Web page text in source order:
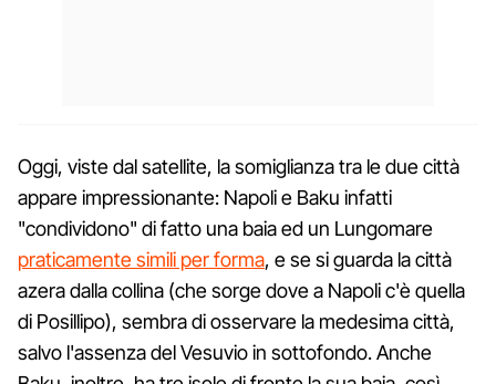
Oggi, viste dal satellite, la somiglianza tra le due città
appare impressionante: Napoli e Baku infatti
"condividono" di fatto una baia ed un Lungomare
praticamente simili per forma, e se si guarda la città
azera dalla collina (che sorge dove a Napoli c'è quella
di Posillipo), sembra di osservare la medesima città,
salvo l'assenza del Vesuvio in sottofondo. Anche